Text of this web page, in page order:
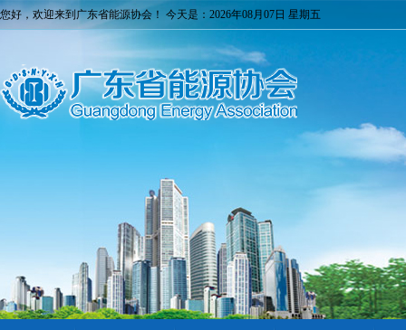
您好，欢迎来到广东省能源协会！ 今天是：2026年08月07日 星期五